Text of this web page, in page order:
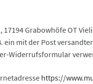
Grabowhöfe OT
mit der Post
Widerrufsformular
https://